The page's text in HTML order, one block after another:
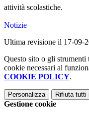
attività scolastiche.
Notizie
Ultima revisione il 17-09-
Questo sito o gli
cookie necessari al
COOKIE POLICY.
Personalizza Rifiuta tutti
Gestione cookie